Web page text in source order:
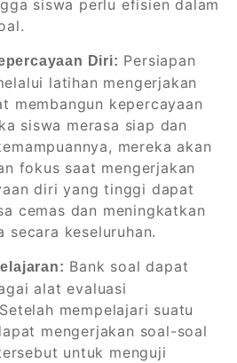
siswa perlu efisien dalam
Diri: Persiapan
latihan mengerjakan
membangun kepercayaan
siswa merasa siap dan
mereka akan
fokus saat mengerjakan
diri yang tinggi dapat
cemas dan meningkatkan
secara keseluruhan.
Bank soal dapat
alat evaluasi
mempelajari suatu
mengerjakan soal-soal
untuk menguji